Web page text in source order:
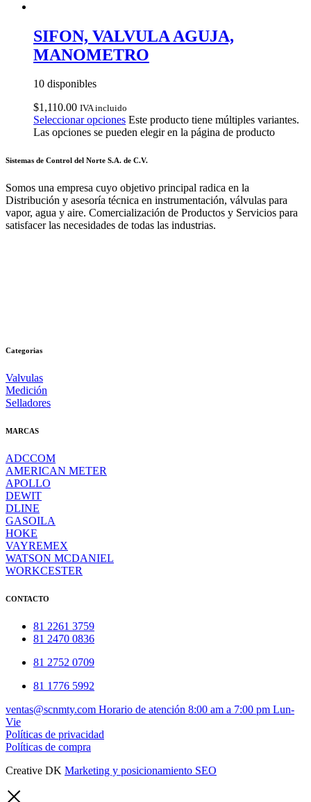
SIFON, VALVULA AGUJA,
MANOMETRO
10 disponibles
$1,110.00 IVA incluido
Seleccionar opciones Este producto tiene múltiples variantes.
Las opciones se pueden elegir en la página de producto
Sistemas de Control del Norte S.A. de C.V.
Somos una empresa cuyo objetivo principal radica en la
Distribución y asesoría técnica en instrumentación, válvulas para
vapor, agua y aire. Comercialización de Productos y Servicios para
satisfacer las necesidades de todas las industrias.
Categorias
Valvulas
Medición
Selladores
MARCAS
ADCCOM
AMERICAN METER
APOLLO
DEWIT
DLINE
GASOILA
HOKE
VAYREMEX
WATSON MCDANIEL
WORKCESTER
CONTACTO
81 2261 3759
81 2470 0836
81 2752 0709
81 1776 5992
ventas@scnmty.com Horario de atención 8:00 am a 7:00 pm Lun-
Vie
Políticas de privacidad
Políticas de compra
Creative DK Marketing y posicionamiento SEO